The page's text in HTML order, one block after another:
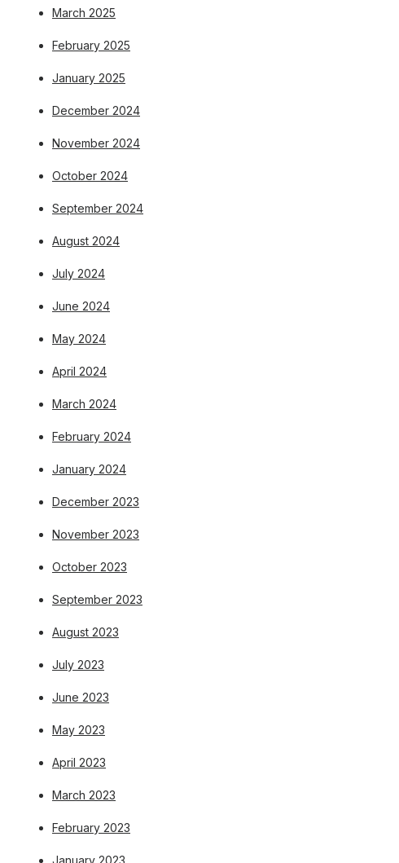
March 2025
February 2025
January 2025
December 2024
November 2024
October 2024
September 2024
August 2024
July 2024
June 2024
May 2024
April 2024
March 2024
February 2024
January 2024
December 2023
November 2023
October 2023
September 2023
August 2023
July 2023
June 2023
May 2023
April 2023
March 2023
February 2023